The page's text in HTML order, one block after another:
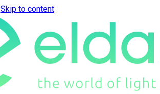
Skip to content